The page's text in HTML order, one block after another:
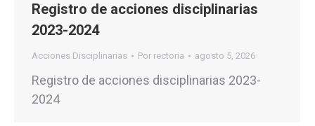
Registro de acciones disciplinarias
2023-2024
Acciones Disciplinarias Por rectoria agosto 5, 2026
Registro de acciones disciplinarias 2023-
2024